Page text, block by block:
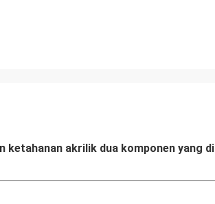
ketahanan akrilik dua komponen yang